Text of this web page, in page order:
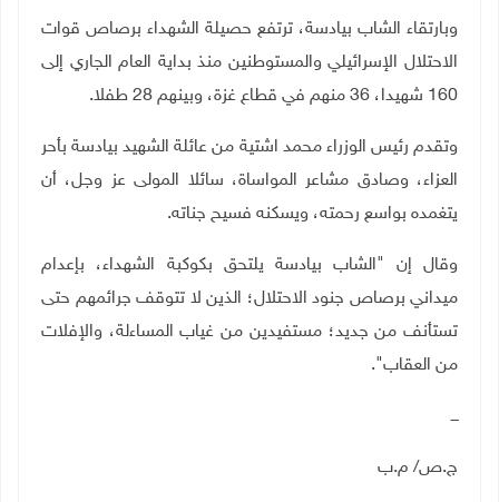
وبارتقاء الشاب بيادسة، ترتفع حصيلة الشهداء برصاص قوات
الاحتلال الإسرائيلي والمستوطنين منذ بداية العام الجاري إلى
160 شهيدا، 36 منهم في قطاع غزة، وبينهم 28 طفلا.
وتقدم رئيس الوزراء محمد اشتية من عائلة الشهيد بيادسة بأحر
العزاء، وصادق مشاعر المواساة، سائلا المولى عز وجل، أن
يتغمده بواسع رحمته، ويسكنه فسيح جناته.
وقال إن "الشاب بيادسة يلتحق بكوكبة الشهداء، بإعدام
ميداني برصاص جنود الاحتلال؛ الذين لا تتوقف جرائمهم حتى
تستأنف من جديد؛ مستفيدين من غياب المساءلة، والإفلات
من العقاب".
ـــ
ج.ص/ م.ب